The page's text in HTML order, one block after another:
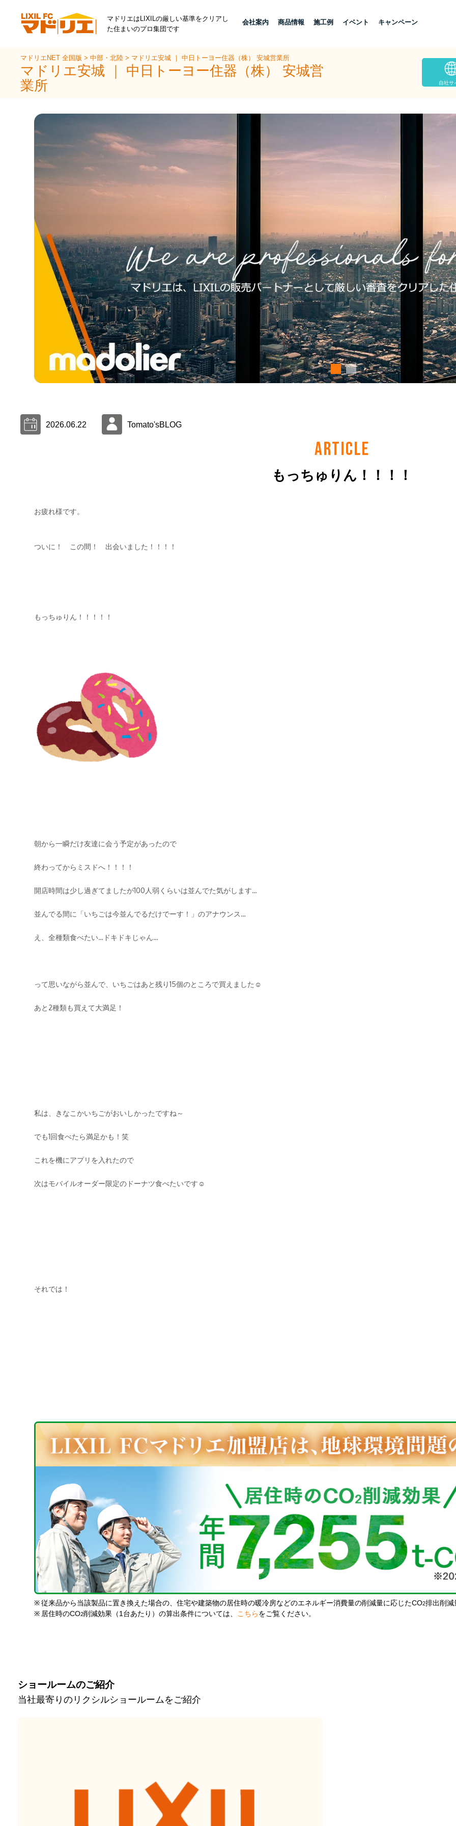
マドリエはLIXILの厳しい基準をクリアし
た住まいのプロ集団です
会社案内 商品情報 施工例 イベント キャンペーン
マドリエNET 全国版>中部・北陸> マドリエ安城 ｜ 中日トーヨー住器（株） 安城営業所
マドリエ安城 ｜ 中日トーヨー住器（株） 安城営
業所
自社サ
2026.06.22 Tomato'sBLOG
ARTICLE
もっちゅりん！！！！
※ 従来品から当該製品に置き換えた場合の、住宅や建築物の居住時の暖冷房などのエネルギー消費量の削減量に応じたCO2排出削減
※ 居住時のCO2削減効果（1台あたり）の算出条件については、 こちら をご覧ください。
ショールームのご紹介
当社最寄りのリクシルショールームをご紹介